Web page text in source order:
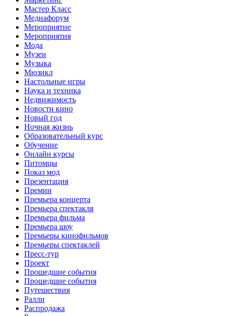
Мастер Класс
Медиафорум
Мероприятие
Мероприятия
Мода
Музеи
Музыка
Мюзикл
Настольные игры
Наука и техника
Недвижимость
Новости кино
Новый год
Ночная жизнь
Образовательный курс
Обучение
Онлайн курсы
Питомцы
Показ мод
Презентация
Премии
Премьера концерта
Премьера спектакля
Премьера фильма
Премьера шоу
Премьеры кинофильмов
Премьеры спектаклей
Пресс-тур
Проект
Прошедшие события
Прошедшие события
Путешествия
Ралли
Распродажа